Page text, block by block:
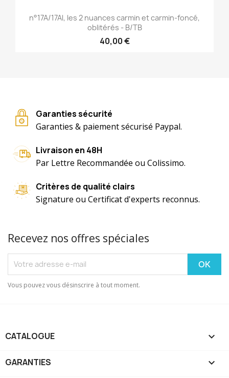
n°17A/17Al, les 2 nuances carmin et carmin-foncé,
oblitérés - B/TB
40,00 €
Garanties sécurité
Garanties & paiement sécurisé Paypal.
Livraison en 48H
Par Lettre Recommandée ou Colissimo.
Critères de qualité clairs
Signature ou Certificat d'experts reconnus.
Recevez nos offres spéciales
Vous pouvez vous désinscrire à tout moment.
CATALOGUE 
GARANTIES 